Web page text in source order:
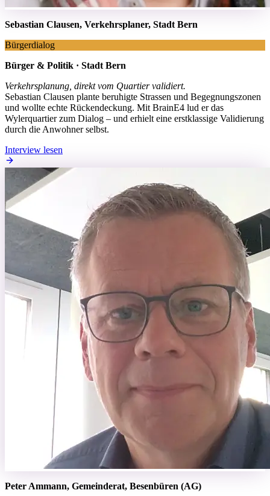
Sebastian Clausen, Verkehrsplaner, Stadt Bern
Bürgerdialog
Bürger & Politik · Stadt Bern
Verkehrsplanung, direkt vom Quartier validiert.
Sebastian Clausen plante beruhigte Strassen und Begegnungszonen
und wollte echte Rückendeckung. Mit BrainE4 lud er das
Wylerquartier zum Dialog – und erhielt eine erstklassige Validierung
durch die Anwohner selbst.
Interview lesen
Peter Ammann, Gemeinderat, Besenbüren (AG)